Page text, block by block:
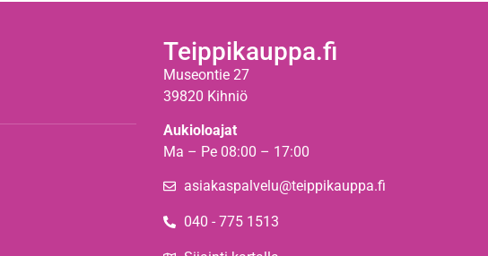
Teippikauppa.fi
Museontie 27
39820 Kihniö
Aukioloajat
Ma – Pe 08:00 – 17:00
asiakaspalvelu@teippikauppa.fi
040 - 775 1513